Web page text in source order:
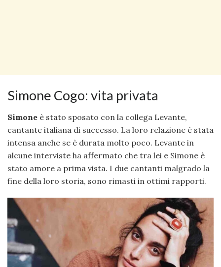
Simone Cogo: vita privata
Simone è stato sposato con la collega Levante,
cantante italiana di successo. La loro relazione è stata
intensa anche se è durata molto poco. Levante in
alcune interviste ha affermato che tra lei e Simone è
stato amore a prima vista. I due cantanti malgrado la
fine della loro storia, sono rimasti in ottimi rapporti.